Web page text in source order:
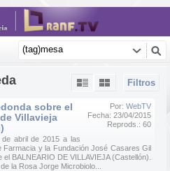
Filtros
Por: WebTV
Fecha: 23/04/2015
Reprods.: 60
sobre el
Villavieja
abril de 2015 a las
Farmacia y la Fundación José Casares Gil
BALNEARIO DE VILLAVIEJA (Castellón).
la Rosa Jorge Microbiolo...